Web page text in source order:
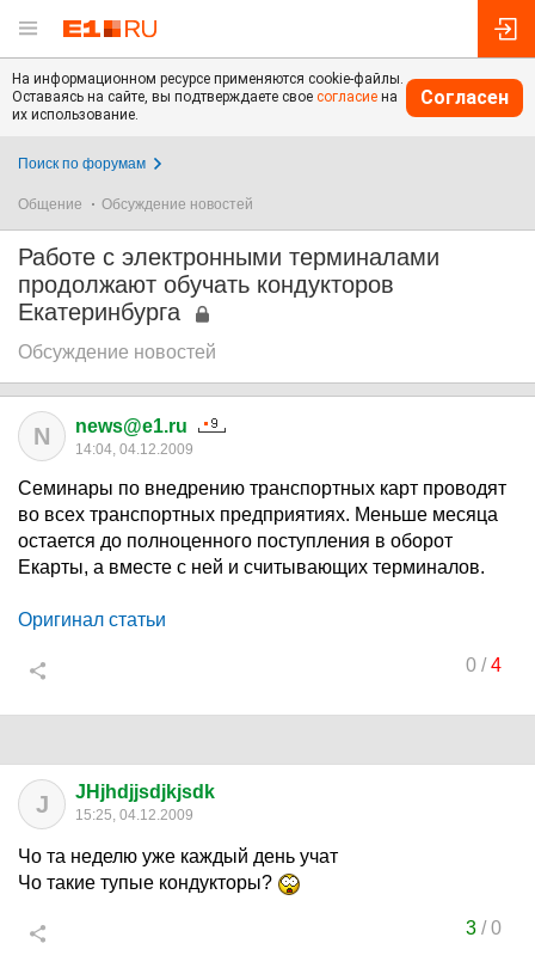
На информационном ресурсе применяются cookie-файлы.
Оставаясь на сайте, вы подтверждаете свое согласие на
их использование.
Согласен
Поиск по форумам
Общение Обсуждение новостей
Работе с электронными терминалами
продолжают обучать кондукторов
Екатеринбурга
Обсуждение новостей
N news@e1.ru
14:04, 04.12.2009
Семинары по внедрению транспортных карт проводят
во всех транспортных предприятиях. Меньше месяца
остается до полноценного поступления в оборот
Екарты, а вместе с ней и считывающих терминалов.
Оригинал статьи
0/4
J JHjhdjjsdjkjsdk
15:25, 04.12.2009
Чо та неделю уже каждый день учат
Чо такие тупые кондукторы?
3/0